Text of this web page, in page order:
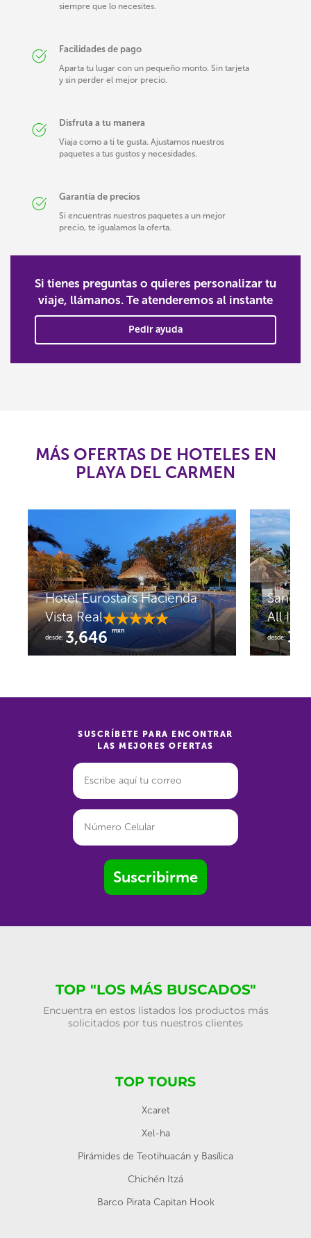
siempre que lo necesites.
Facilidades de pago
Aparta tu lugar con un pequeño monto. Sin tarjeta
y sin perder el mejor precio.
Disfruta a tu manera
Viaja como a ti te gusta. Ajustamos nuestros
paquetes a tus gustos y necesidades.
Garantía de precios
Si encuentras nuestros paquetes a un mejor
precio, te igualamos la oferta.
Si tienes preguntas o quieres personalizar tu
viaje, llámanos. Te atenderemos al instante
Pedir ayuda
MÁS OFERTAS DE HOTELES EN
PLAYA DEL CARMEN
Hotel Eurostars Hacienda
Vista Real
desde: 3,646 mxn
All
desde:
SUSCRÍBETE PARA ENCONTRAR
LAS MEJORES OFERTAS
Suscribirme
TOP "LOS MÁS BUSCADOS"
Encuentra en estos listados los productos más
solicitados por tus nuestros clientes
TOP TOURS
Xcaret
Xel-ha
Pirámides de Teotihuacán y Basílica
Chichén Itzá
Barco Pirata Capitan Hook